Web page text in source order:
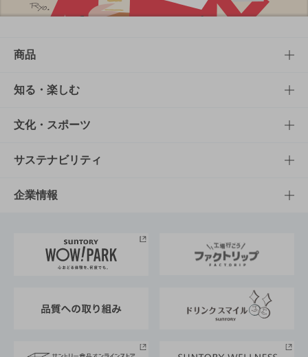
商品
商品TOP
商品一覧
商品発売情報
栄養成分一覧
知る・楽しむ
知る・楽しむTOP
キャンペーン
工場見学
地域情報
文化・スポーツ
文化・スポーツTOP
サントリーホール
サントリーサンバーズ大阪
サステナビリティ
サステナビリティTOP
サントリーが考えるサステナビリティ経営
企業情報
企業概要